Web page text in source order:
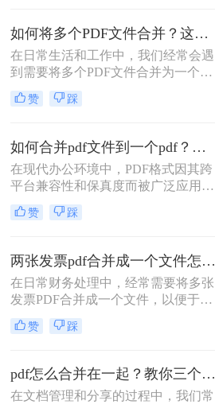
如何将多个PDF文件合并？这两个高效方法帮你解决！
在日常生活和工作中，我们经常会遇
到需要将多个PDF文件合并为一个的
情况，以便于查阅、分享或存档。那
么如何将多个PDF文件合并呢？本文
赞 踩
如何合并pdf文件到一个pdf？分享三种不同的方法来帮助您轻松合并！
在现代办公环境中，PDF格式因其跨
平台兼容性和保真度而被广泛应用于
文档管理和分享。然而，当需要整合
多个PDF文件时，找到一种简单且有
何合并pdf文件到一个pdf呢？本文将
介绍三种不同的方法来帮助您轻松地
将多个PDF文件合并成一个PDF文
件。
赞 踩
两张发票pdf合并成一个文件怎么弄？掌握这3种方法轻松合并！
在日常财务处理中，经常需要将多张
发票PDF合并成一个文件，以便于归
档、分享或打印。那么两张发票pdf合
并成一个文件怎么弄呢？本文将介绍
的方法。
赞 踩
pdf怎么合并在一起？教你三个好用办法！
在文档管理和分享的过程中，我们常